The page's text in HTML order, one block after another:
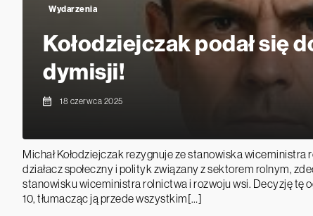
Wydarzenia
Kołodziejczak podał się
dymisji!
18 czerwca 2025
Michał Kołodziejczak rezygnuje ze stanowiska wiceministra
działacz społeczny i polityk związany z sektorem rolnym,
stanowisku wiceministra rolnictwa i rozwoju wsi. Decyzję tę
10, tłumacząc ją przede wszystkim[…]